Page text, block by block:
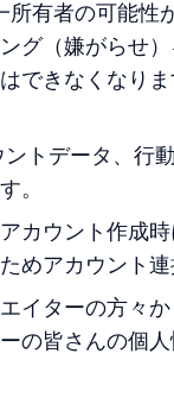
所有者の可能
グ（嫌がらせ
できなくなり
トデータ、行
。
カウント作成
めアカウント
イターの方々
の皆さんの個